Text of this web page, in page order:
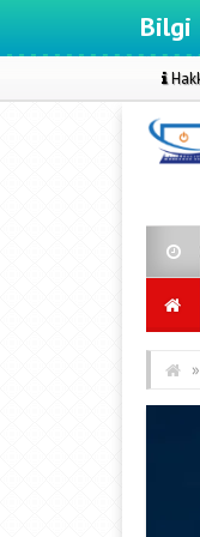
Bilgi
2027 Yılına Kadar
»